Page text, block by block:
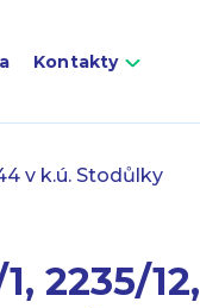
Kontakty
v k.ú. Stodůlky
2235/12,